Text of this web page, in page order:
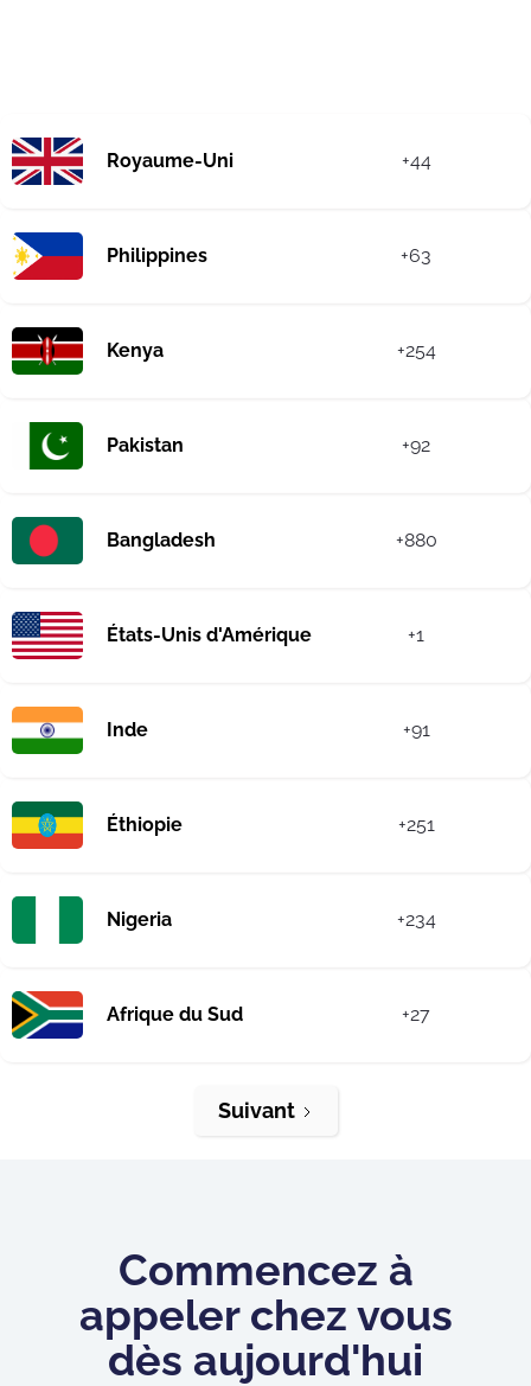
Royaume-Uni +44
Philippines +63
Kenya +254
Pakistan +92
Bangladesh +880
États-Unis d'Amérique +1
Inde +91
Éthiopie +251
Nigeria +234
Afrique du Sud +27
Suivant
Commencez à
appeler chez vous
dès aujourd'hui